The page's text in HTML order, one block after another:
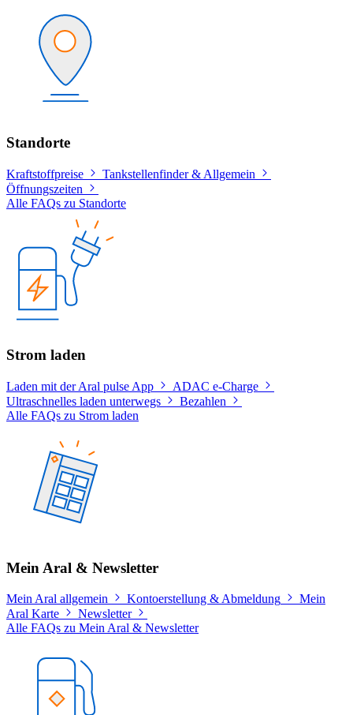
Standorte
Kraftstoffpreise
Tankstellenfinder & Allgemein
Öffnungszeiten
Alle FAQs zu Standorte
Strom laden
Laden mit der Aral pulse App
ADAC e-Charge
Ultraschnelles laden unterwegs
Bezahlen
Alle FAQs zu Strom laden
Mein Aral & Newsletter
Mein Aral allgemein Kontoerstellung & Abmeldung
Mein
Aral Karte
Newsletter
Alle FAQs zu Mein Aral & Newsletter